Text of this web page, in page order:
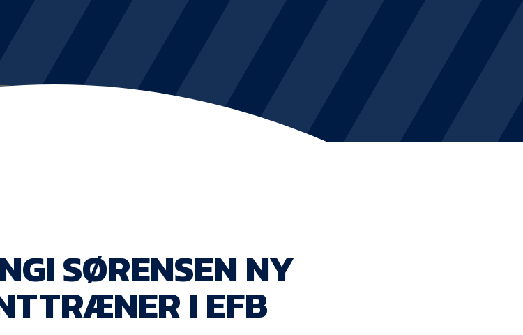
KVINDEHOLDET
Sydvestjysk Fodbold Samarbejde
SØRENSEN NY
I EFB